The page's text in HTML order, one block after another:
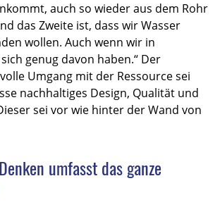
auch so wieder aus dem Rohr
das Zweite ist, dass wir Wasser
wollen. Auch wenn wir in
genug davon haben.“ Der
Umgang mit der Ressource sei
nachhaltiges Design, Qualität und
sei vor wie hinter der Wand von
umfasst das ganze